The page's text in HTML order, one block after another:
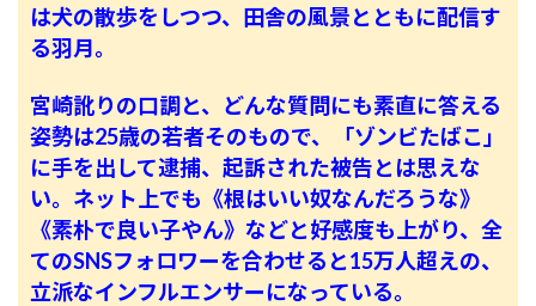
は犬の散歩をしつつ、田舎の風景とともに配信す
る羽月。
宮崎訛りの口調と、どんな質問にも素直に答える
姿勢は25歳の若者そのもので、「ゾンビたばこ」
に手を出して逮捕、起訴された被告とは思えな
い。ネット上でも《根はいい奴なんだろうな》
《素朴で良い子やん》などと好感度も上がり、全
てのSNSフォロワーを合わせると15万人超えの、
立派なインフルエンサーになっている。